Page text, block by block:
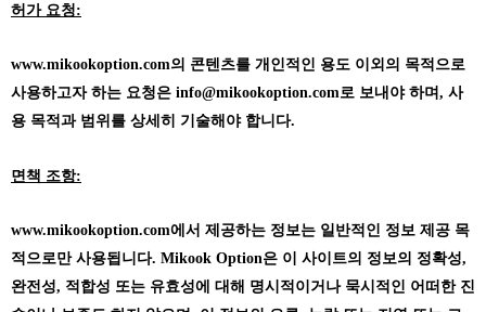
허가 요청:
www.mikookoption.com의 콘텐츠를 개인적인 용도 이외의 목적으로
사용하고자 하는 요청은 info@mikookoption.com로 보내야 하며, 사
용 목적과 범위를 상세히 기술해야 합니다.
면책 조항:
www.mikookoption.com에서 제공하는 정보는 일반적인 정보 제공 목
적으로만 사용됩니다. Mikook Option은 이 사이트의 정보의 정확성,
완전성, 적합성 또는 유효성에 대해 명시적이거나 묵시적인 어떠한 진